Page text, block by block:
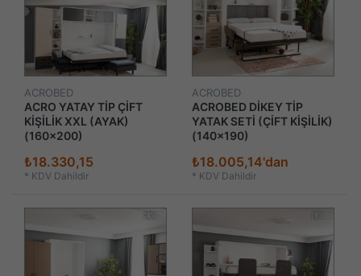
ACROBED
ACRO YATAY TİP ÇİFT
KİŞİLİK XXL (AYAK)
(160x200)
₺18.330,15
* KDV Dahildir
ACROBED
ACROBED DİKEY TİP
YATAK SETİ (ÇİFT KİŞİLİK)
(140x190)
₺18.005,14'dan
* KDV Dahildir